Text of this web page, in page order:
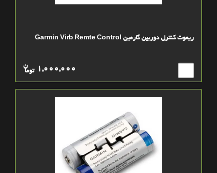
ریموت کنترل دوربین گارمین Garmin Virb Remte Control
توما
ن 1,000,000